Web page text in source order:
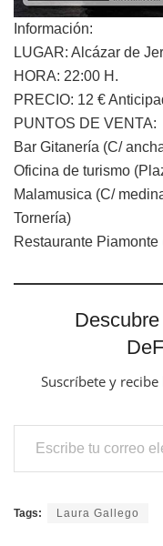
Información:
LUGAR: Alcázar de
HORA: 22:00 H.
PRECIO: 12 €
PUNTOS DE VENTA:
Bar Gitanería (C/
Oficina de turismo
Malamusica (C/
Tornería)
Restaurante
Suscríbete y
Escribe tu correo electrónico…
Tags: Laura Gallego